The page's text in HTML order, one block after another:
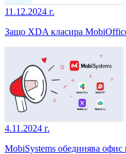
11.12.2024 г.
Защо XDA класира
4.11.2024 г.
MobiSystems обединява